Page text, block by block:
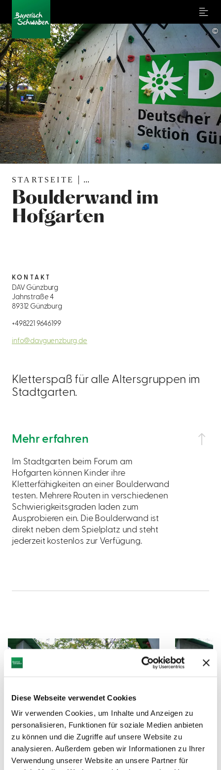
Diese Webseite verwendet Cookies
Wir verwenden Cookies, um Inhalte und Anzeigen zu
personalisieren, Funktionen für soziale Medien anbieten
zu können und die Zugriffe auf unsere Website zu
analysieren. Außerdem geben wir Informationen zu Ihrer
Verwendung unserer Website an unsere Partner für
Menu
STARTSEITE ...
Boulderwand im
Hofgarten
©
Kletterspaß für alle Altersgruppen im
Stadtgarten.
Mehr erfahren
Im Stadtgarten beim Forum am
Hofgarten können Kinder ihre
Kletterfähigkeiten an einer Boulderwand
testen. Mehrere Routen in verschiedenen
Schwierigkeitsgraden laden zum
Ausprobieren ein. Die Boulderwand ist
direkt neben dem Spielplatz und steht
jederzeit kostenlos zur Verfügung.
KONTAKT
DAV Günzburg
Jahnstraße 4
89312 Günzburg
+498221 9646199
info@davguenzburg.de
© ©